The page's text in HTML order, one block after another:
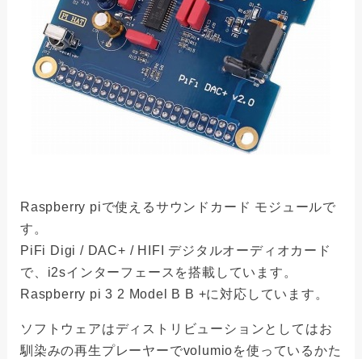
Raspberry piで使えるサウンドカード モジュールで
す。
PiFi Digi / DAC+ / HIFI デジタルオーディオカード
で、i2sインターフェースを搭載しています。
Raspberry pi 3 2 Model B B +に対応しています。
ソフトウェアはディストリビューションとしてはお
馴染みの再生プレーヤーでvolumioを使っているかた